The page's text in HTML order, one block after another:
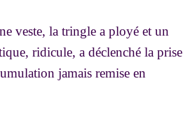
veste, la tringle a ployé et un
ridicule, a déclenché la prise
jamais remise en